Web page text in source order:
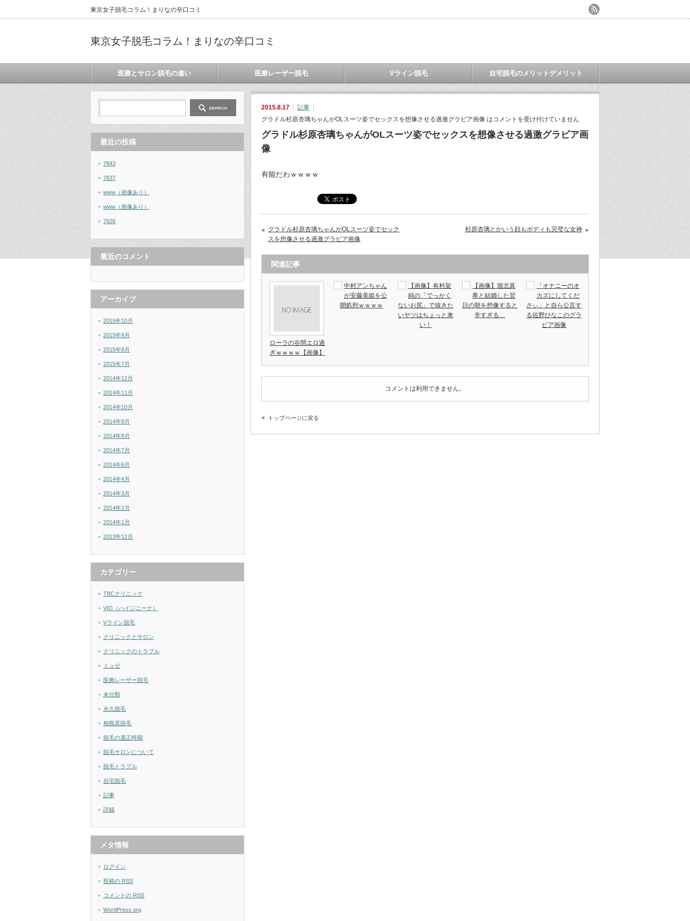
東京女子脱毛コラム！まりなの辛口コミ
東京女子脱毛コラム！まりなの辛口コミ
医療とサロン脱毛の違い 医療レーザー脱毛 Vライン脱毛 自宅脱毛のメリットデメリット
2015.8.17
記事
グラドル杉原杏璃ちゃんがOLスーツ姿でセックスを想像させる過激グラビア画像 はコメントを受け付けていません
グラドル杉原杏璃ちゃんがOLスーツ姿でセックスを想像させる過激グラビア画
像
有能だわｗｗｗｗ
グラドル杉原杏璃ちゃんがOLスーツ姿でセック
スを想像させる過激グラビア画像
杉原杏璃とかいう顔もボディも完璧な女神
関連記事
ローラの谷間エロ過
ぎｗｗｗｗ【画像】
中村アンちゃん
が安藤美姫を公
開処刑ｗｗｗｗ
【画像】有村架
純の「でっかく
ないお尻」で抜きた
いヤツはちょっと来
い！
【画像】堀北真
希と結婚した翌
日の朝を想像すると
辛すぎる…
「オナニーのオ
カズにしてくだ
さぃ」と自ら公言す
る佐野ひなこのグラ
ビア画像
コメントは利用できません。
トップページに戻る
最近の投稿
7843
7837
www（画像あり）
www（画像あり）
7826
最近のコメント
アーカイブ
2015年10月
2015年9月
2015年8月
2015年7月
2014年12月
2014年11月
2014年10月
2014年9月
2014年8月
2014年7月
2014年6月
2014年4月
2014年3月
2014年2月
2014年1月
2013年12月
カテゴリー
TBCクリニック
VIO（ハイジニーナ）
Vライン脱毛
クリニックとサロン
クリニックのトラブル
ミュゼ
医療レーザー脱毛
未分類
永久脱毛
相模原脱毛
脱毛の適正時期
脱毛サロンについて
脱毛トラブル
自宅脱毛
記事
詳細
メタ情報
ログイン
投稿の RSS
コメントの RSS
WordPress.org